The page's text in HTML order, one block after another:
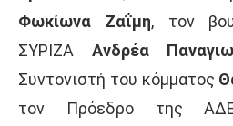
Φωκίωνα
Ζαΐμη, τον
ΣΥΡΙΖΑ Ανδρέα
Συντονιστή του κόμματος
τον Πρόεδρο της